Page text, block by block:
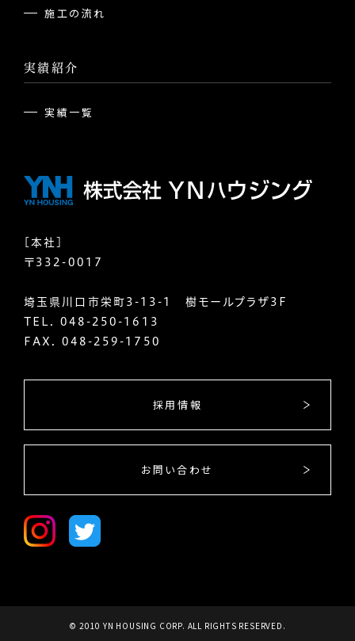
施工の流れ
実績紹介
実績一覧
[本社]
〒332-0017
埼玉県川口市栄町3-13-1 樹モールプラザ3F
TEL. 048-250-1613
FAX. 048-259-1750
採用情報
お問い合わせ
© 2010 YN HOUSING CORP. ALL RIGHTS RESERVED.